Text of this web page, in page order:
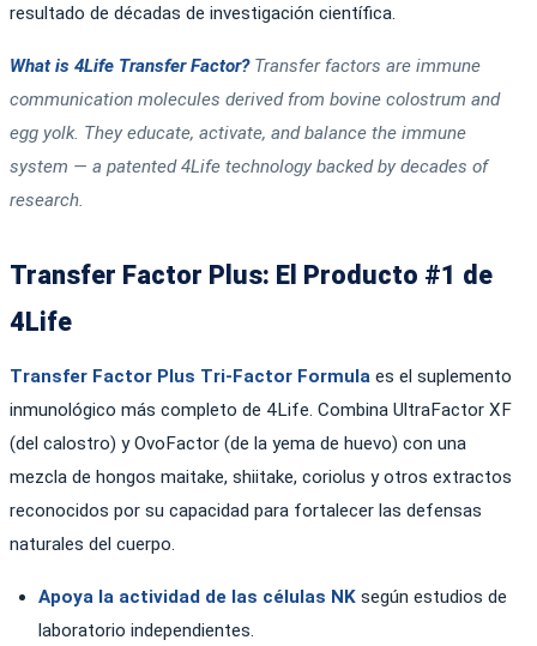
resultado de décadas de investigación científica.
What is 4Life Transfer Factor?Transfer factors are immune
communication molecules derived from bovine colostrum and
egg yolk. They educate, activate, and balance the immune
system — a patented 4Life technology backed by decades of
research.
Transfer Factor Plus: El Producto #1 de
4Life
Transfer Factor Plus Tri-Factor Formula es el suplemento
inmunológico más completo de 4Life. Combina UltraFactor XF
(del calostro) y OvoFactor (de la yema de huevo) con una
mezcla de hongos maitake, shiitake, coriolus y otros extractos
reconocidos por su capacidad para fortalecer las defensas
naturales del cuerpo.
Apoya la actividad de las células NK según estudios de
laboratorio independientes.